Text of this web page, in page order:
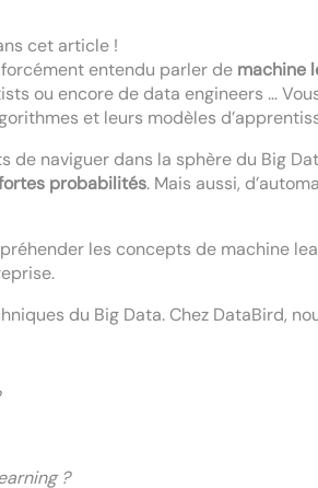
cet article !
forcément entendu parler de machine
ou encore de data engineers …
et leurs modèles
de naviguer dans la sphère du Big
probabilités. Mais aussi,
les concepts de machine
du Big Data. Chez DataBird,
?